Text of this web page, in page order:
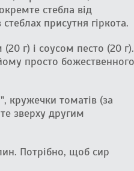
стебла від
присутня гіркота.
г) і соусом песто (20 г).
просто божественного
кружечки томатів (за
зверху другим
Потрібно, щоб сир